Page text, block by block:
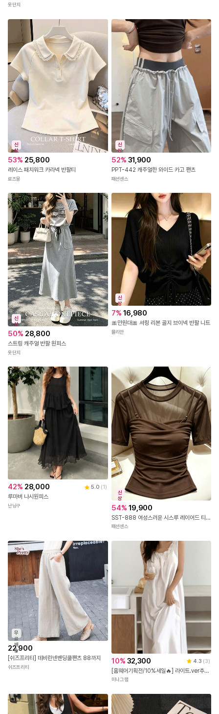
옷단지
신
상
53% 25,800
레이스 패치워크 카라넥 반팔티
로즈몽
신
상
52% 31,900
PPT-442 캐주얼한 와이드 카고 팬츠
패션센스
신
상
50% 28,800
스트링 캐주얼 반팔 원피스
옷단지
신
상
7% 16,980
🎀만원대🎀 셔링 리본 골지 브이넥 반팔 니트
뮬리안
42% 28,000 5.0 (1 )
루마버 나시원피스
난닝구
신
상
54% 19,900
SST-888 여성스러운 시스루 레이어드 티셔츠
패션센스
무
료
배
송
22,900
[쉬즈프리티] 데비린넨밴딩쿨팬츠 88까지
쉬즈프리티
10% 32,300 4.3 (3)
[홈웨어기획전/10%세일🔥] 라이트.ver추가! 브라캡내장 율리아 실크 파자마 잠옷원피
미나그램